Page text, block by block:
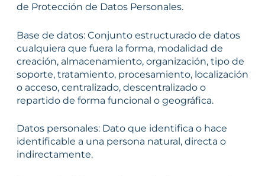
de Protección de Datos Personales.
Base de datos: Conjunto estructurado de datos
cualquiera que fuera la forma, modalidad de
creación, almacenamiento, organización, tipo de
soporte, tratamiento, procesamiento, localización
o acceso, centralizado, descentralizado o
repartido de forma funcional o geográfica.
Datos personales: Dato que identifica o hace
identificable a una persona natural, directa o
indirectamente.